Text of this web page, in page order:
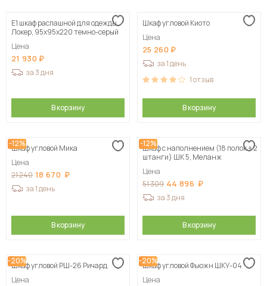
Е1 шкаф распашной для одежды
Локер, 95х95х220 темно-серый
Цена
21 930
за 3 дня
В корзину
Шкаф угловой Киото
Цена
25 260
за 1 день
1отзыв
В корзину
-12%
Шкаф угловой Мика
Цена
21 240 18 670
за 1 день
В корзину
-12%
Шкаф с наполнением (18 полок + 2
штанги) ШК 5, Меланж
Цена
51 309 44 896
за 3 дня
В корзину
-20%
Шкаф угловой РШ-26 Ричард
Цена
-20%
Шкаф угловой Фьюжн ШКУ-04
Цена